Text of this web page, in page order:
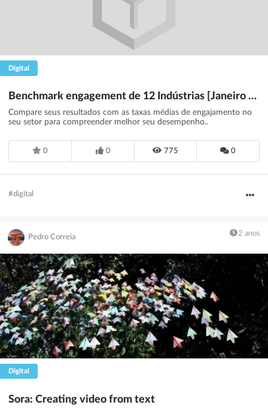
Digital
Benchmark engagement de 12 Indústrias [Janeiro 2024]
Compare seus resultados com as taxas médias de engajamento no
seu setor para compreender melhor seu desempenho..
0 0 775 0
#digital
Pedro Correia 2 anos
Digital
Sora: Creating video from text